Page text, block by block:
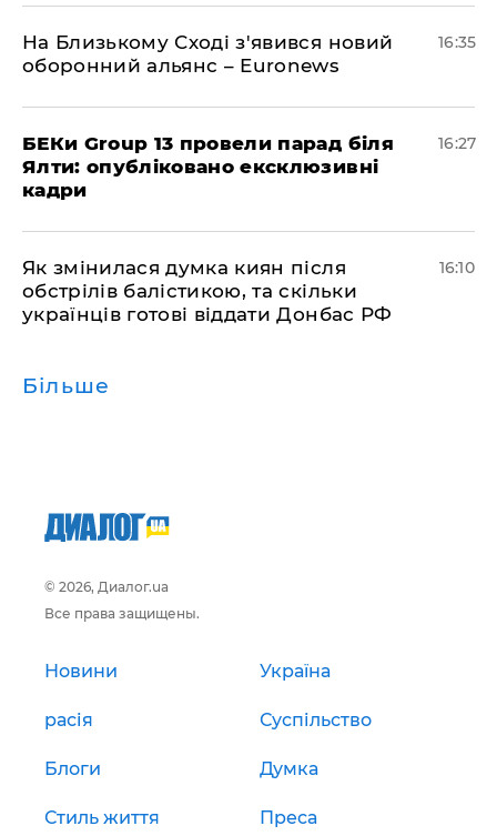
На Близькому Сході з'явився новий
оборонний альянс – Euronews
16:35
БЕКи Group 13 провели парад біля
Ялти: опубліковано ексклюзивні
кадри
16:27
Як змінилася думка киян після
обстрілів балістикою, та скільки
українців готові віддати Донбас РФ
16:10
Більше
© 2026, Диалог.ua
Все права защищены.
Новини Україна
расія Суспільство
Блоги Думка
Стиль життя Преса